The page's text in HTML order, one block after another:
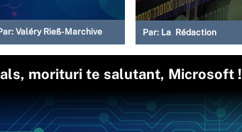
Valéry Rieß-Marchive Par: La Rédaction
morituri te salutant, Microsoft !